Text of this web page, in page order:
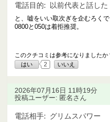
電話目的: 以前代表と話した
と、嘘をいい取次ぎを企むろくで
0800と050は着拒推奨。
このクチコミは参考になりましたか
はい
2 いいえ
2026年07月16日 11時19分
投稿ユーザー: 匿名さん
電話相手: グリムスパワー